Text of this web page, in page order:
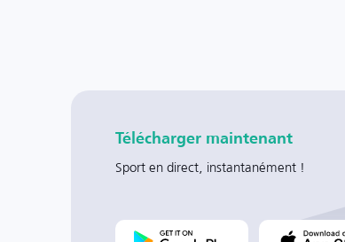
Télécharger maintenant
Sport en direct, instantanément !